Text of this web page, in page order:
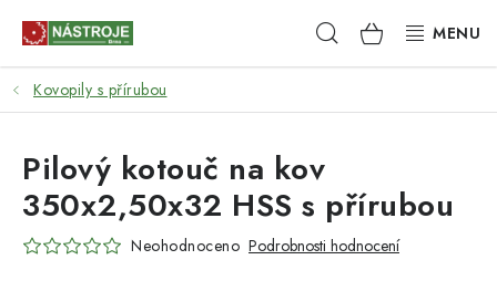
Hledat NÁKUPNÍ
KOŠÍK
NÁSTROJE
AKCE
BRUSIVO
Kovopily s přírubou
Pilový kotouč na kov
350x2,50x32 HSS s přírubou
Neohodnoceno Podrobnosti hodnocení